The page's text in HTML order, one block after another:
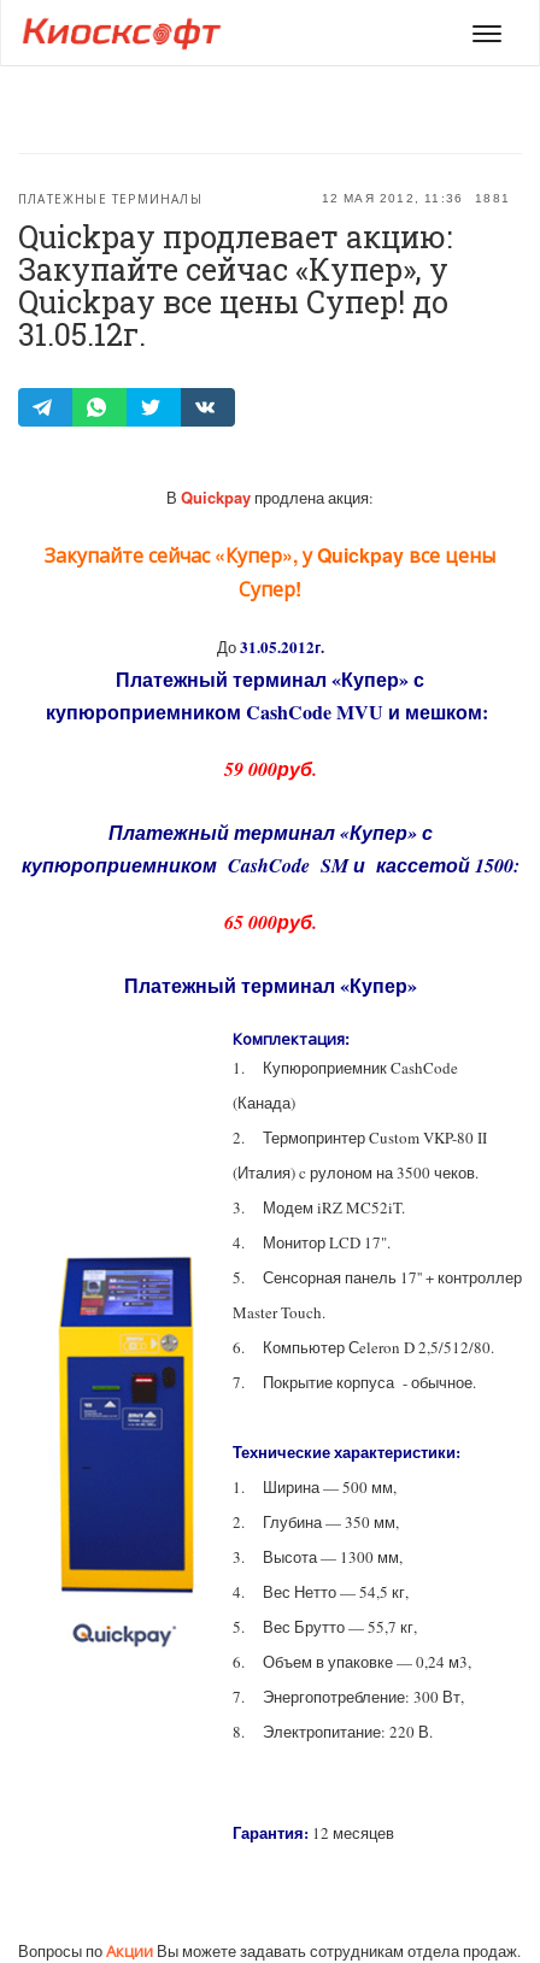
Меню
12 МАЯ 2012, 11:36 1881
ПЛАТЕЖНЫЕ ТЕРМИНАЛЫ
Quickpay продлевает акцию:
Закупайте сейчас «Купер», у
Quickpay все цены Супер! до
31.05.12г.
В Quickpay продлена акция:
Закупайте сейчас «Купер», у Quickpay все цены
Супер!
До31.05.2012г.
Платежный терминал «Купер» с
купюроприемником CashCode MVU и мешком:
59 000руб.
Платежный терминал «Купер» с
купюроприемником CashCode SM и кассетой 1500:
65 000руб.
Платежный терминал «Купер»
Комплектация:
1. Купюроприемник CashCode
(Канада)
2. Термопринтер Custom VKP-80 II
(Италия) c рулоном на 3500 чеков.
3. Модем iRZ MC52iT.
4. Монитор LCD 17".
5. Сенсорная панель 17'' + контроллер
Master Touch.
6. Компьютер Сeleron D 2,5/512/80.
7.
Покрытие корпуса - обычное.
Технические характеристики:
1. Ширина — 500 мм,
2. Глубина — 350 мм,
3. Высота — 1300 мм,
4. Вес Нетто — 54,5 кг,
5. Вес Брутто — 55,7 кг,
6. Объем в упаковке — 0,24 м3,
7. Энергопотребление: 300 Вт,
8. Электропитание: 220 В.
Гарантия: 12 месяцев
Вопросы поАкции Вы можете задавать сотрудникам отдела продаж.